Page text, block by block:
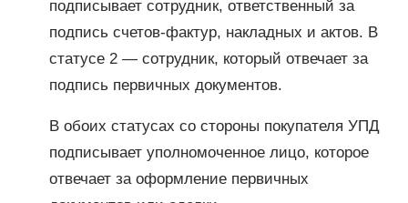
подписывает сотрудник, ответственный за
подпись счетов-фактур, накладных и актов. В
статусе 2 — сотрудник, который отвечает за
подпись первичных документов.
В обоих статусах со стороны покупателя УПД
подписывает уполномоченное лицо, которое
отвечает за оформление первичных